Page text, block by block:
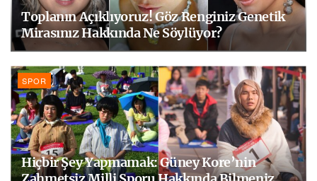
Toplanın Açıklıyoruz! Göz Renginiz Genetik
Mirasınız Hakkında Ne Söylüyor?
SPOR
Hiçbir Şey Yapmamak: Güney Kore’nin